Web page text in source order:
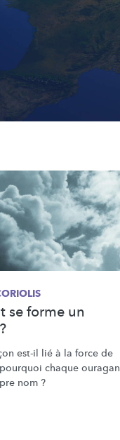
se forme un
est-il lié à la force de
chaque ouragan
nom ?